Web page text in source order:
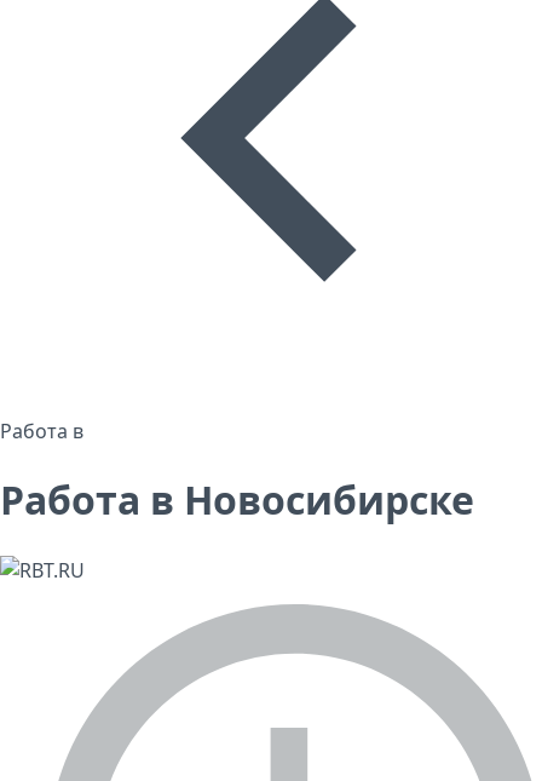
Работа в
Работа в Новосибирске